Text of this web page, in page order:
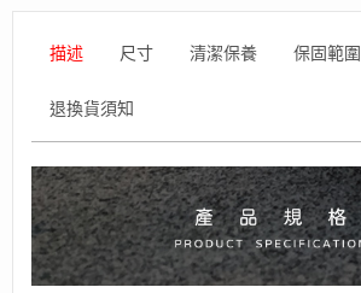
款
+Primaloft
裂
外
套
數
量
描述 尺寸 清潔保養 保固範圍
退換貨須知